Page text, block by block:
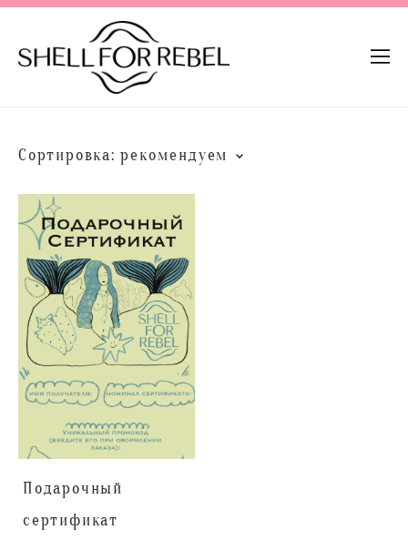
Сортировка: рекомендуем
Подарочный
сертификат